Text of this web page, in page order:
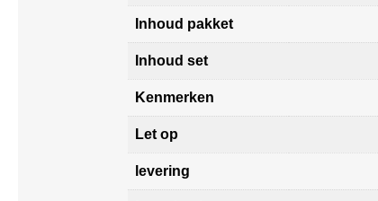
Inhoud pakket
Inhoud set
Kenmerken
Let op
levering